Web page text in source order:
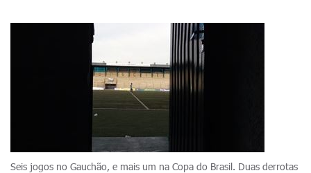
Seis jogos no Gauchão, e mais um na Copa do Brasil. Duas derrotas